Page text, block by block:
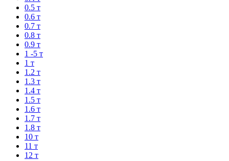
0.5 т
0.6 т
0.7 т
0.8 т
0.9 т
1 -5 т
1 т
1.2 т
1.3 т
1.4 т
1.5 т
1.6 т
1.7 т
1.8 т
10 т
11 т
12 т